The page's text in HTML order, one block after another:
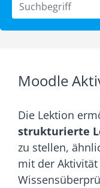
Moodle
Die Lektion
strukturierte
zu stellen,
mit der